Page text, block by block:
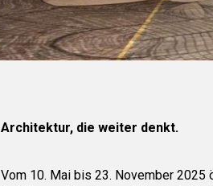
Architektur, die weiter denkt.
Vom 10. Mai bis 23. November 2025